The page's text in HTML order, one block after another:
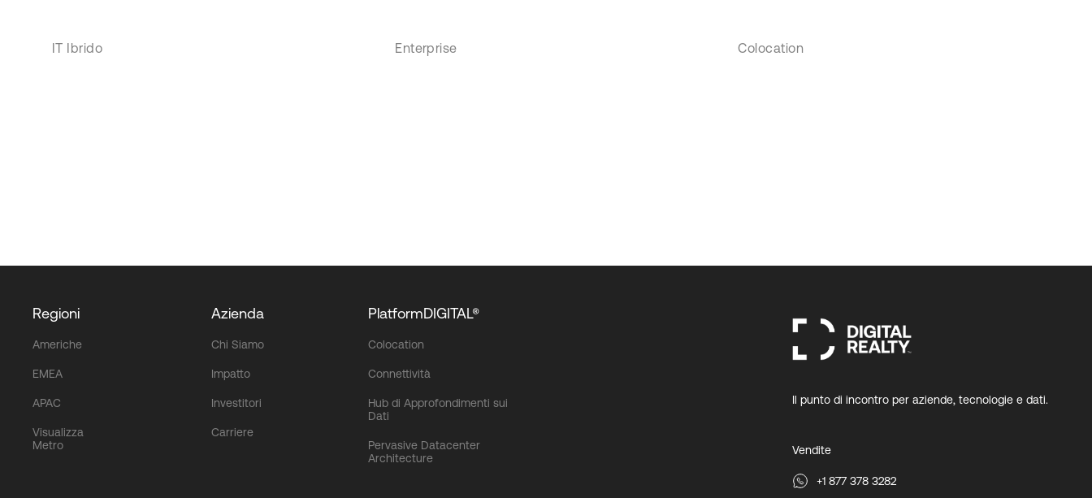
IT Ibrido Enterprise Colocation
Regioni
Americhe
EMEA
APAC
Visualizza
Metro
Azienda
Chi Siamo
Impatto
Investitori
Carriere
PlatformDIGITAL®
Colocation
Connettività
Hub di Approfondimenti sui
Dati
Pervasive Datacenter
Architecture
Il punto di incontro per aziende, tecnologie e dati.
Vendite
+1 877 378 3282